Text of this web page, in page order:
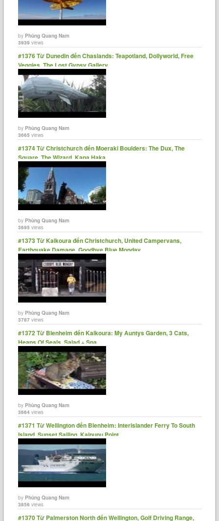
byPhùng Quang Nam
3939 views
#1376 Từ Dunedin đến Chaslands: Teapotland, Dollyworld, Free
Veggies, The Lost Gypsy Gallery
byPhùng Quang Nam
3665 views
#1374 Từ Christchurch đến Moeraki Boulders: The Dux, The
Square, The Wizard, Kapa Haka
byPhùng Quang Nam
3695 views
#1373 Từ Kaikoura đến Christchurch, United Campervans,
Earthquake Damage, Goodbye Blue Monday.
byPhùng Quang Nam
3787 views
#1372 Từ Blenheim đến Kaikoura: My Auntys Garden, 3 Cats,
Heaps Of Seals, Salad + Spa
byPhùng Quang Nam
3664 views
#1371 Từ Wellington đến Blenheim: Interislander Ferry To South
Island, Sunset Sailing, Kaipupu Point
byPhùng Quang Nam
3856 views
#1370 Từ Palmerston North đến Wellington, Golf Driving Range,